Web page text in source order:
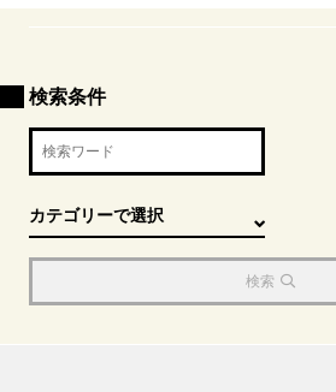
検索条件
検索